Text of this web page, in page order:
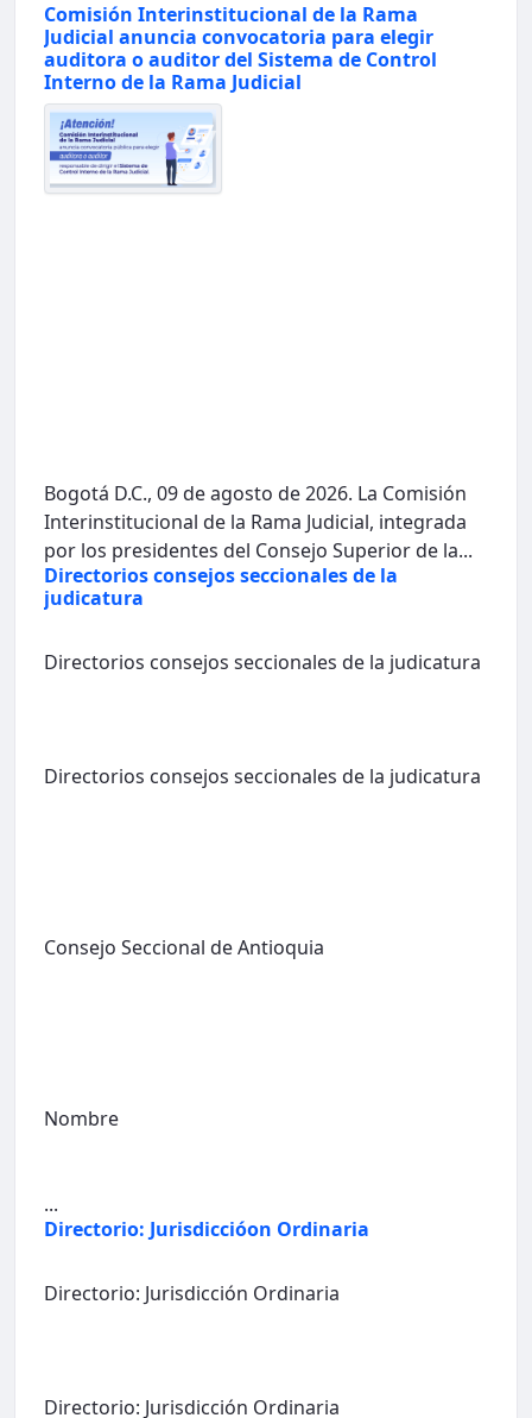
Comisión Interinstitucional de la Rama
Judicial anuncia convocatoria para elegir
auditora o auditor del Sistema de Control
Interno de la Rama Judicial
Bogotá D.C., 09 de agosto de 2026. La Comisión
Interinstitucional de la Rama Judicial, integrada
por los presidentes del Consejo Superior de la...
Directorios consejos seccionales de la
judicatura
Directorios consejos seccionales de la judicatura
Directorios consejos seccionales de la judicatura
Consejo Seccional de Antioquia
Nombre
...
Directorio: Jurisdiccióon Ordinaria
Directorio: Jurisdicción Ordinaria
Directorio: Jurisdicción Ordinaria